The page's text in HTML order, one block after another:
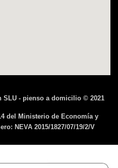
SLU - pienso a domicilio © 2021
del Ministerio de Economía y
NEVA 2015/1827/07/19/2/V